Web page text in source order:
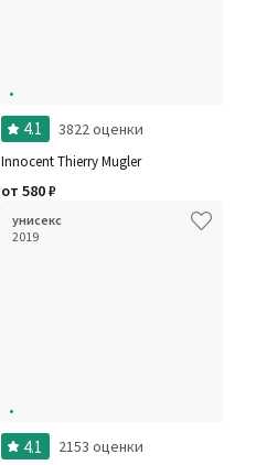
4.1 3822 оценки
Innocent Thierry Mugler
от 580₽
унисекс
2019
4.1 2153 оценки